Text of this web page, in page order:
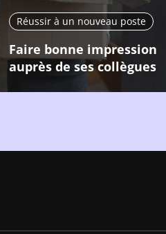
Réussir à un nouveau poste
Faire bonne impression
auprès de ses collègues